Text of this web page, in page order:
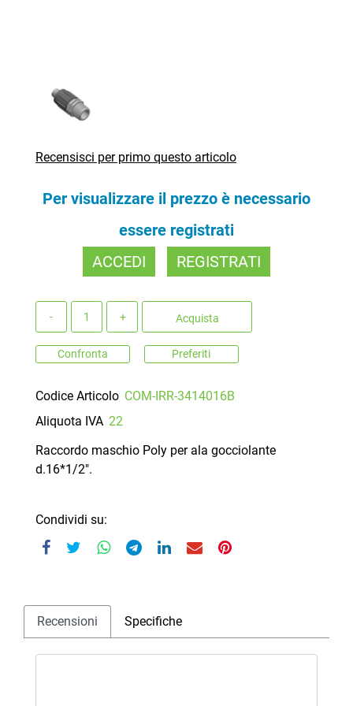
Recensisci per primo questo articolo
Per visualizzare il prezzo è necessario
essere registrati
ACCEDI
REGISTRATI
Acquista
Confronta Preferiti
Codice Articolo COM-IRR-3414016B
Aliquota IVA 22
Raccordo maschio Poly per ala gocciolante
d.16*1/2".
Condividi su:
Recensioni Specifiche